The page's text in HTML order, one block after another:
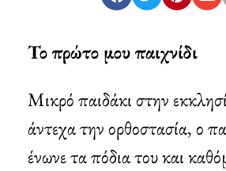
Το πρώτο μου παιχνίδι
Μικρό παιδάκι στην
άντεχα την ορθοστασία, ο
ένωνε τα πόδια του και